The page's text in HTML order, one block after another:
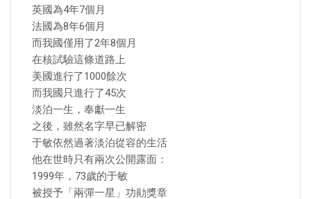
英國為4年7個月
法國為8年6個月
而我國僅用了2年8個月
在核試驗這條道路上
美國進行了1000餘次
而我國只進行了45次
淡泊一生，奉獻一生
之後，雖然名字早已解密
于敏依然過著淡泊從容的生活
他在世時只有兩次公開露面：
1999年，73歲的于敏
被授予「兩彈一星」功勛獎章